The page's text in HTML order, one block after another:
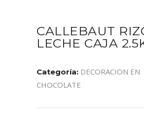
CALLEBAUT
LECHE CAJA
Categoría: DECORACION EN
CHOCOLATE